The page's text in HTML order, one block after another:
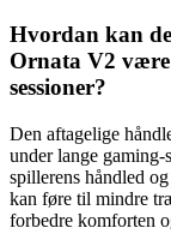
Hvordan kan
Ornata V2
sessioner?
Den aftagelige
under lange gaming-
spillerens håndled
kan føre til mindre
forbedre komforten